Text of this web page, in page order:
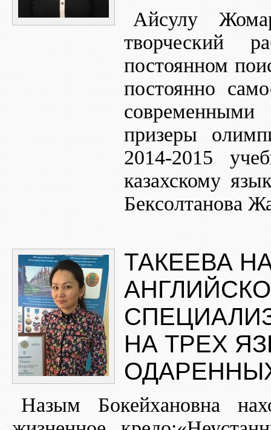
Айсулу
творческий
постоянном
постоянно
призеры
2014-2015
казахскому
Бексолтанова
ТАКЕЕВА
НА ТРЕХ
Назым Бокейхановна